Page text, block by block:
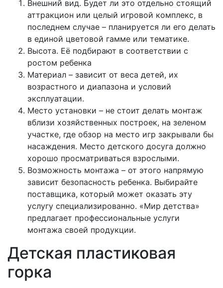
Внешний вид. Будет ли это отдельно стоящий
аттракцион или целый игровой комплекс, в
последнем случае – планируется ли его делать
в единой цветовой гамме или тематике.
Высота. Её подбирают в соответствии с
ростом ребенка
Материал – зависит от веса детей, их
возрастного и диапазона и условий
эксплуатации.
Место установки – не стоит делать монтаж
вблизи хозяйственных построек, на зеленом
участке, где обзор на место игр закрывали бы
насаждения. Место детского досуга должно
хорошо просматриваться взрослыми.
Возможность монтажа – от этого напрямую
зависит безопасность ребенка. Выбирайте
поставщика, который может оказать эту
услугу специализированно. «Мир детства»
предлагает профессиональные услуги
монтажа своей продукции.
Детская пластиковая
горка